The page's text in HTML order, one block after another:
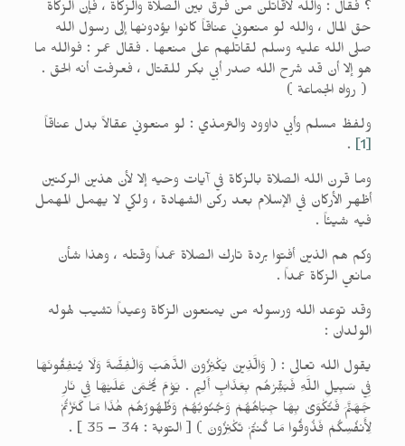
؟ فقال : والله لأقاتلن من فرق بين الصلاة والزكاة ، فإن الزكاة
حق المال ، والله لو منعوني عناقاً كانوا يؤدونها إلى رسول الله
صلى الله عليه وسلم لقاتلهم على منعها . فقال عمر : فوالله ما
هو إلا أن قد شرح الله صدر أبي بكر للقتال ، فعرفت أنه الحق .
( رواه الجماعة )
ولفظ مسلم وأبي داوود والترمذي : لو منعوني عقالاً بدل عناقاً
[1]
.
وما قرن الله الصلاة بالزكاة في آيات وحيه إلا لأن هذين الركنين
أظهر الأركان في الإسلام بعد ركن الشهادة ، ولكي لا يهمل المهمل
فيه شيئاً .
وكم هم الذين أفتوا بردة تارك الصلاة عمداً وقتله ، وهذا شأن
مانعي الزكاة عمداً .
وقد توعد الله ورسوله من يمنعون الزكاة وعيداً تشيب لهوله
الولدان :
يقول الله تعالى : ( وَالَّذِينَ يَكْنِزُونَ الذَّهَبَ وَالْفِضَّةَ وَلَا يُنفِقُونَهَا
فِي سَبِيلِ اللَّهِ فَبَشِّرْهُم بِعَذَابٍ أَلِيم . يَوْمَ يُحْمَىٰ عَلَيْهَا فِي نَارِ
جَهَنَّمَ فَتُكْوَىٰ بِهَا جِبَاهُهُمْ وَجُنُوبُهُمْ وَظُهُورُهُمْ هَٰذَا مَا كَنَزْتُمْ
لِأَنفُسِكُمْ فَذُوقُوا مَا كُنتُمْ تَكْنِزُونَ ) [ التوبة : 34 – 35 ] .